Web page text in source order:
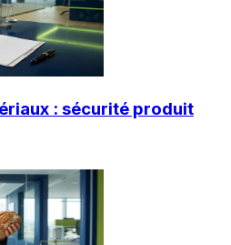
: sécurité produit